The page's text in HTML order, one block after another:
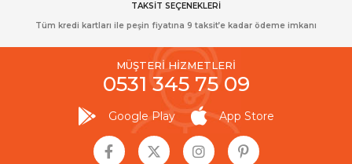
TAKSİT SEÇENEKLERİ
Tüm kredi kartları ile peşin fiyatına 9 taksit’e kadar ödeme imkanı
MÜŞTERİ HİZMETLERİ
0531 345 75 09
Google Play App Store